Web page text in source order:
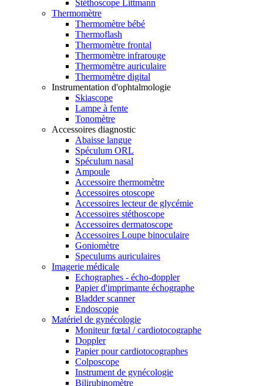
Stéthoscope Littmann
Thermomètre
Thermomètre bébé
Thermoflash
Thermomètre frontal
Thermomètre infrarouge
Thermomètre auriculaire
Thermomètre digital
Instrumentation d'ophtalmologie
Skiascope
Lampe à fente
Tonomètre
Accessoires diagnostic
Abaisse langue
Spéculum ORL
Spéculum nasal
Ampoule
Accessoire thermomètre
Accessoires otoscope
Accessoires lecteur de glycémie
Accessoires stéthoscope
Accessoires dermatoscope
Accessoires Loupe binoculaire
Goniomètre
Speculums auriculaires
Imagerie médicale
Echographes - écho-doppler
Papier d'imprimante échographe
Bladder scanner
Endoscopie
Matériel de gynécologie
Moniteur fœtal / cardiotocographe
Doppler
Papier pour cardiotocographes
Colposcope
Instrument de gynécologie
Bilirubinomètre